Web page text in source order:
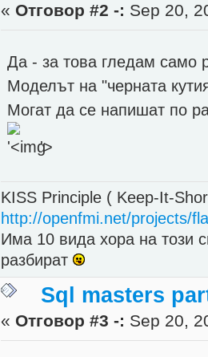
« Отговор #2 -: Sep 20,
Да - за това гледам само
Моделът на "черната
Могат да се напишат по
'>
KISS Principle ( Keep-It-
http://openfmi.net/projects/
Има 10 вида хора на този
разбират
Sql masters
« Отговор #3 -: Sep 20,